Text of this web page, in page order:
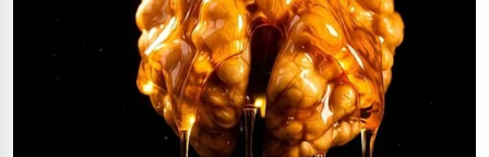
O segredo, de acordo com a psicologia, reside no
equilíbrio das emoções humanas. O riso que aproxima
e ajuda a enfrentar os desafios da vida é positivo e
necessário para a alma. No entanto, quando ele serve
esconder emoções e dores reais